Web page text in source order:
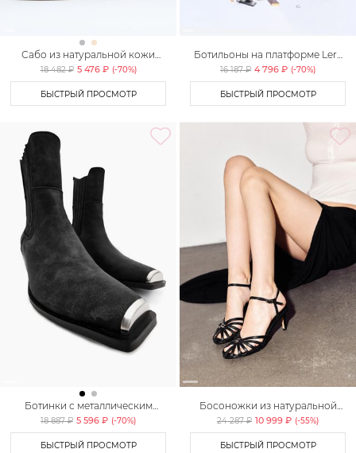
Сабо из натуральной кожи
Lera Nena
18 482 ₽ 5 476 ₽ (-70%)
БЫСТРЫЙ ПРОСМОТР
Ботильоны на платформе Lera
Nena Unreal
16 187 ₽ 4 796 ₽ (-70%)
БЫСТРЫЙ ПРОСМОТР
Ботинки с металлическим
мысом Lera Nena Unreal
18 887 ₽ 5 596 ₽ (-70%)
БЫСТРЫЙ ПРОСМОТР
Босоножки из натуральной
кожи Lera Nena
24 287 ₽ 10 999 ₽ (-55%)
БЫСТРЫЙ ПРОСМОТР